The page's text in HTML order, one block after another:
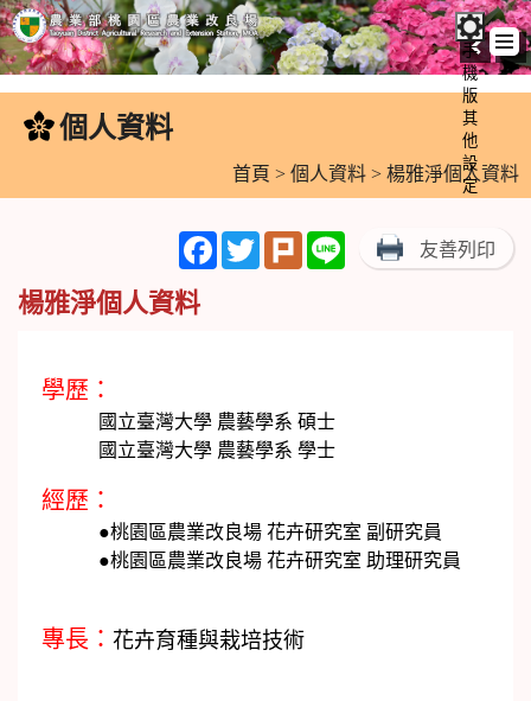
跳
內
手
機
版
其
他
設
定
個人資料
首頁 > 個人資料 > 楊雅淨個人資料
FacebookTwitterPlurk Line 友善列印
楊雅淨個人資料
學歷：
國立臺灣大學 農藝學系 碩士
國立臺灣大學 農藝學系 學士
經歷：
●桃園區農業改良場 花卉研究室 副研究員
●桃園區農業改良場 花卉研究室 助理研究員
專長： 花卉育種與栽培技術